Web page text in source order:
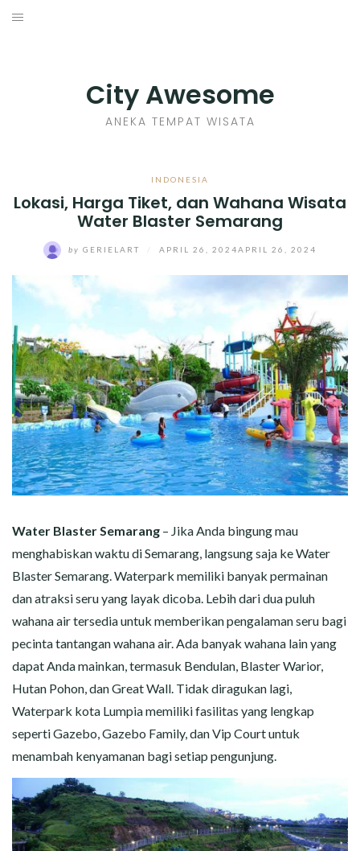
Skip
City Awesome
ANEKA TEMPAT WISATA
INDONESIA
Lokasi, Harga Tiket, dan Wahana Wisata
Water Blaster Semarang
by GERIELART APRIL 26, 2024APRIL 26, 2024
Water Blaster Semarang – Jika Anda bingung mau
menghabiskan waktu di Semarang, langsung saja ke Water
Blaster Semarang. Waterpark memiliki banyak permainan
dan atraksi seru yang layak dicoba. Lebih dari dua puluh
wahana air tersedia untuk memberikan pengalaman seru bagi
pecinta tantangan wahana air. Ada banyak wahana lain yang
dapat Anda mainkan, termasuk Bendulan, Blaster Warior,
Hutan Pohon, dan Great Wall. Tidak diragukan lagi,
Waterpark kota Lumpia memiliki fasilitas yang lengkap
seperti Gazebo, Gazebo Family, dan Vip Court untuk
menambah kenyamanan bagi setiap pengunjung.
SENI KERAJINAN
INFO GAMES
MOVIES REVIEW